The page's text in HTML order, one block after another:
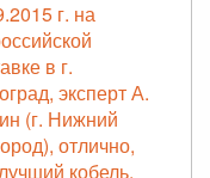
г. на
в г.
эксперт А.
(г. Нижний
отлично,
кобель,